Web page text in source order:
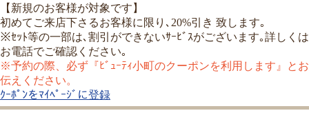
【新規のお客様が対象です】
初めてご来店下さるお客様に限り､20%引き 致します｡
※ｾｯﾄ等の一部は､割引ができないｻｰﾋﾞｽがございます｡詳しくは
お電話でご確認ください｡
※予約の際、必ず『ﾋﾞｭｰﾃｨ小町のクーポンを利用します』とお
伝えください。
ｸｰﾎﾟﾝをﾏｲﾍﾟｰｼﾞに登録